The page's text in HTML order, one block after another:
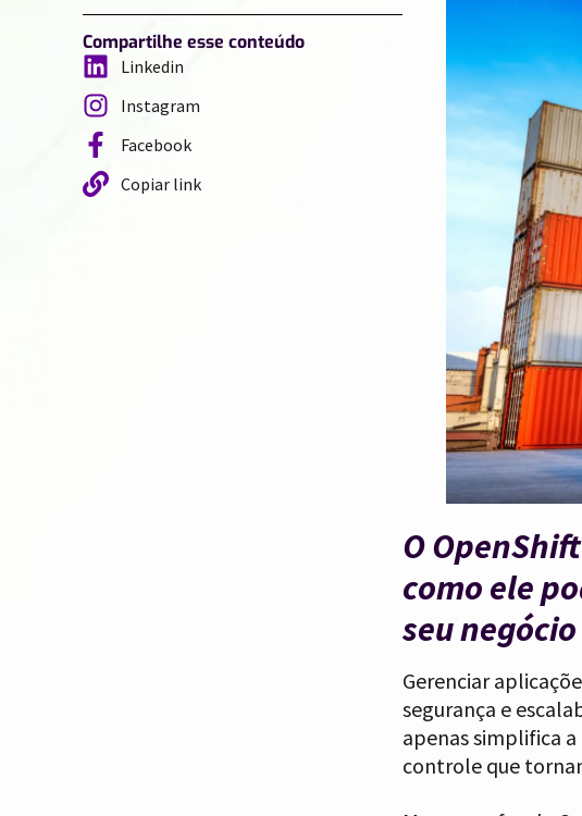
Compartilhe esse conteúdo
Linkedin
Instagram
Facebook
Copiar link
O
como ele
seu negócio
Gerenciar
segurança e
apenas simplifica
controle que